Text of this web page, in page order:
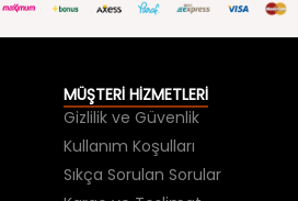
MÜŞTERİ HİZMETLERİ
Gizlilik ve Güvenlik
Kullanım Koşulları
Sıkça Sorulan Sorular